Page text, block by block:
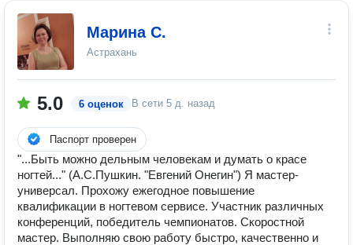
Марина С.
Астрахань
5.0 6 оценок В сети 5 д. назад
Паспорт проверен
"...Быть можно дельным человекам и думать о красе
ногтей..." (А.С.Пушкин. "Евгений Онегин") Я мастер-
универсал. Прохожу ежегодное повышение
квалификации в ногтевом сервисе. Участник различных
конференций, победитель чемпионатов. Скоростной
мастер. Выполняю свою работу быстро, качественно и